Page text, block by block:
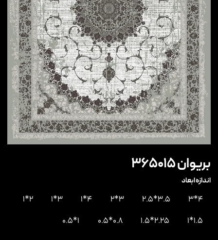
بریوان 365015
اندازه ابعاد
4*3
3.5*2.5
3*2
4*1
3*1
2*1
1.5*1
2.25*1.5
0.8*0.5
1*0.5